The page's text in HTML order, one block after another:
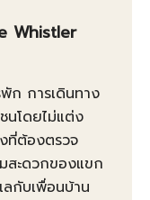
Whistler
พัก การเดินทาง
นโดยไม่แต่ง
ที่ต้องตรวจ
สะดวกของแขก
กับเพื่อนบ้าน